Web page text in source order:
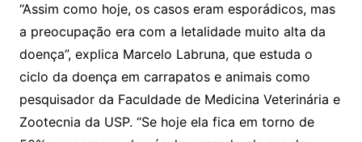
“Assim como hoje, os casos eram esporádicos, mas
a preocupação era com a letalidade muito alta da
doença”, explica Marcelo Labruna, que estuda o
ciclo da doença em carrapatos e animais como
pesquisador da Faculdade de Medicina Veterinária e
Zootecnia da USP. “Se hoje ela fica em torno de